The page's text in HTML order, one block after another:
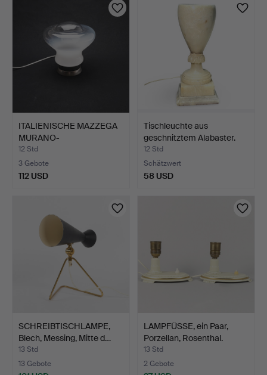
ITALIENISCHE MAZZEGA
MURANO-
GLASTISCHLAMPE…
12 Std
3 Gebote
112 USD
Tischleuchte aus
geschnitztem Alabaster.
12 Std
Schätzwert
58 USD
SCHREIBTISCHLAMPE,
Blech, Messing, Mitte d…
13 Std
13 Gebote
LAMPFÜSSE, ein Paar,
Porzellan, Rosenthal.
13 Std
2 Gebote